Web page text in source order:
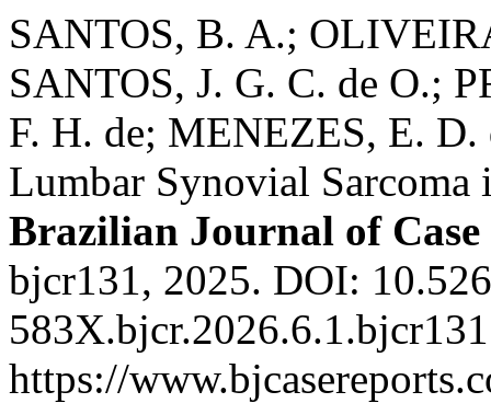
SANTOS, B. A.;
SANTOS, J. G. C. de O.;
F. H. de; MENEZES, E. D.
Lumbar Synovial Sarcoma
Brazilian Journal of Case
bjcr131, 2025. DOI:
https://